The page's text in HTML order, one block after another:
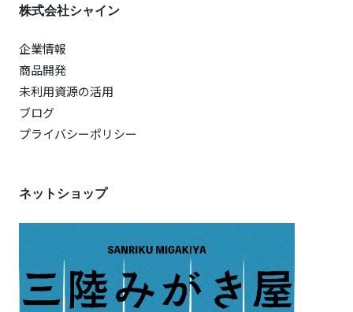
株式会社シャイン
企業情報
商品開発
未利用資源の活用
ブログ
プライバシーポリシー
ネットショップ